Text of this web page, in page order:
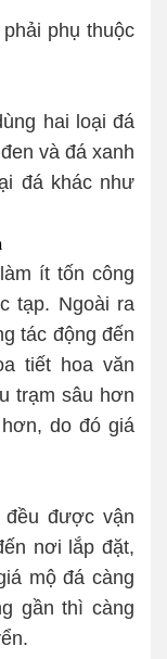
phụ thuộc
hai loại đá
và đá xanh
đá khác như
ít tốn công
tạp. Ngoài ra
tác động đến
tiết hoa văn
trạm sâu hơn
do đó giá
đều được vận
nơi lắp đặt,
mộ đá càng
gần thì càng